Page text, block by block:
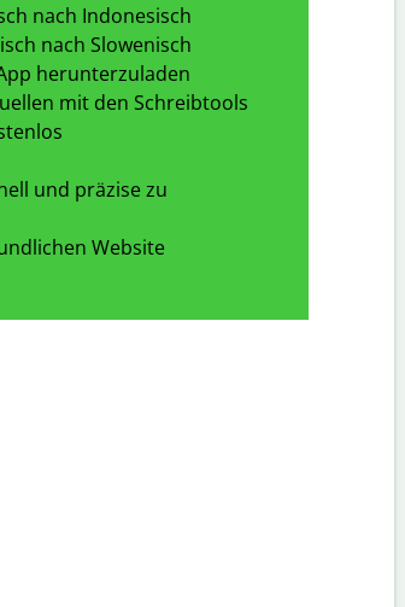
nach Indonesisch
nach Slowenisch
herunterzuladen
mit den Schreibtools
und präzise zu
Website